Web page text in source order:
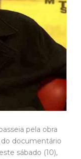
pela obra
documentário
sábado (10),